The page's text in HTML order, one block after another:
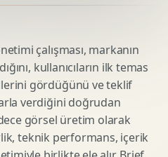
çalışması, markanın
kullanıcıların ilk temas
gördüğünü ve teklif
verdiğini doğrudan
görsel üretim olarak
teknik performans, içerik